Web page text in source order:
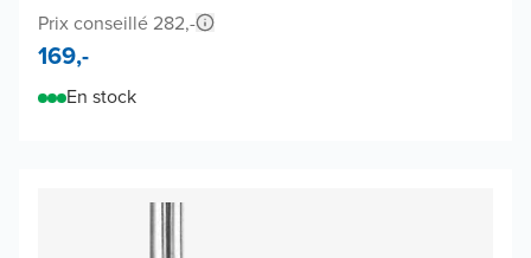
Prix conseillé 282,-
169,-
En stock